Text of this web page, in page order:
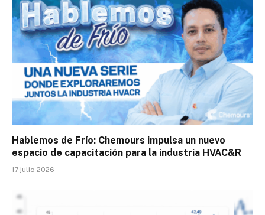
Hablemos de Frío: Chemours impulsa un nuevo
espacio de capacitación para la industria HVAC&R
17 julio 2026